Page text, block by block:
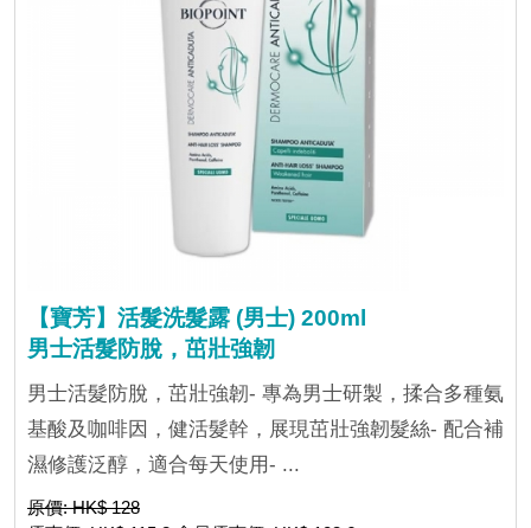
【寶芳】活髮洗髮露 (男士) 200ml
男士活髮防脫，茁壯強韌
男士活髮防脫，茁壯強韌- 專為男士研製，揉合多種氨
基酸及咖啡因，健活髮幹，展現茁壯強韌髮絲- 配合補
濕修護泛醇，適合每天使用- ...
原價: HK$ 128